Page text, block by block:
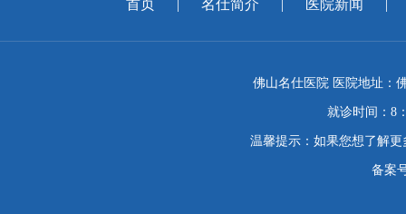
首页 | 名仕简介 | 医院新闻 |
佛山名仕医院 医院地址：
就诊时间：8
温馨提示：如果您想了解
备案